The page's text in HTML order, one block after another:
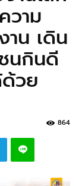
วาม
าน เดิน
นกินดี
วย
864